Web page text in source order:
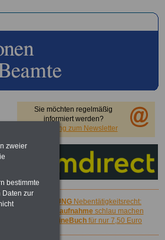
Sie möchten regelmäßig
informiert werden?
Anmeldung zum Newsletter
ACHTUNG Nebentätigkeitsrecht:
vor Jobaufnahmeschlau machen
OnlineBuch für nur 7,50 Euro
zweier
bestimmte
Daten zur